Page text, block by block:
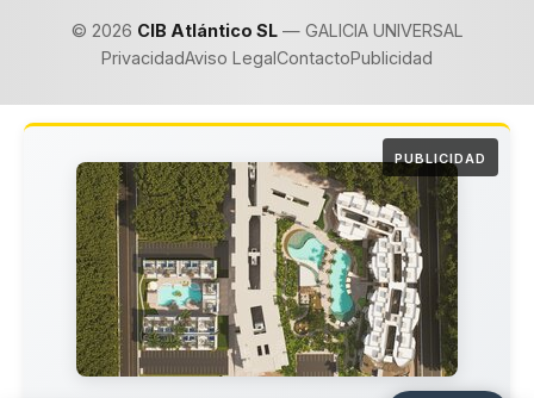
© 2026 CIB Atlántico SL— GALICIA UNIVERSAL
PrivacidadAviso LegalContactoPublicidad
PUBLICIDAD